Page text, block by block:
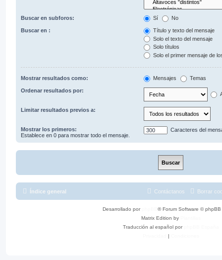
Buscar en subforos: Sí No
Buscar en :
Título y texto del mensaje
Solo el texto del mensaje
Solo títulos
Solo el primer mensaje de
Mostrar resultados como: Mensajes Temas
Ordenar resultados por:
Limitar resultados previos a:
Mostrar los primeros:
Establece en 0 para mostrar todo el mensaje.
Caracteres del
Índice general Borrar
Contáctanos
Desarrollado por
® Forum Software © phpBB
Matrix Edition by
Traducción al español por
|